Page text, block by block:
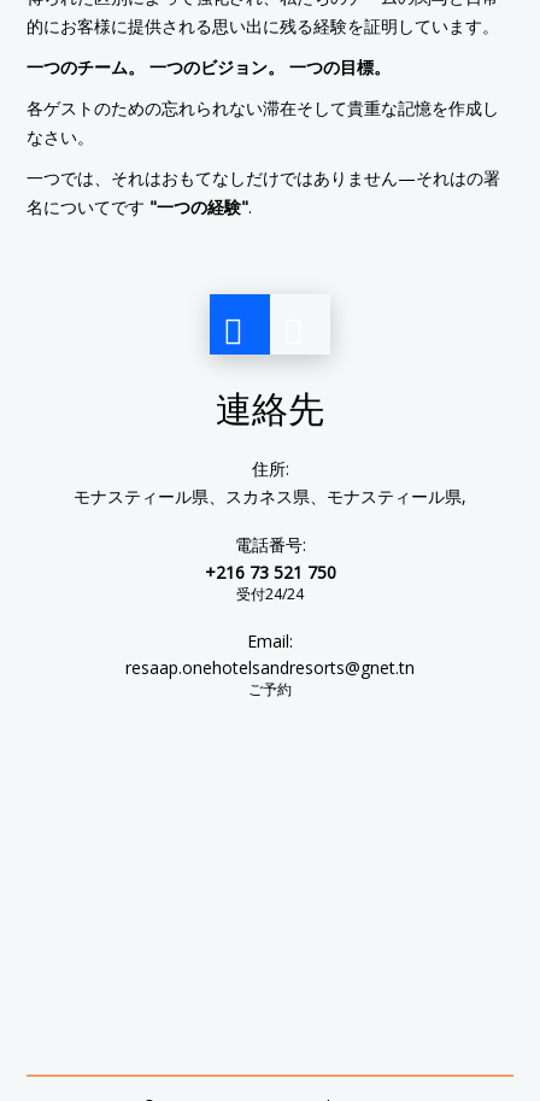
的にお客様に提供される思い出に残る経験を証明しています。
一つのチーム。 一つのビジョン。 一つの目標。
各ゲストのための忘れられない滞在そして貴重な記憶を作成し
なさい。
一つでは、それはおもてなしだけではありません—それはの署
名についてです "一つの経験".
連絡先
住所:
モナスティール県、スカネス県、モナスティール県,
電話番号:
+216 73 521 750
受付24/24
Email:
resaap.onehotelsandresorts@gnet.tn
ご予約